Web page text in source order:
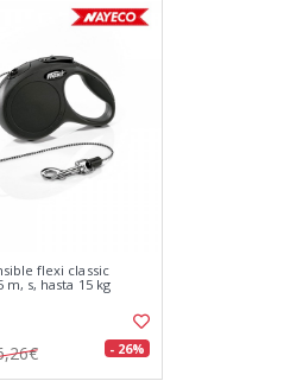
flexi classic
m, s, hasta 15 kg
- 26%